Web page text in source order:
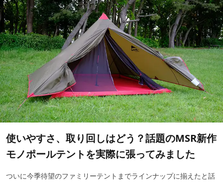
使いやすさ、取り回しはどう？話題のMSR新作
モノポールテントを実際に張ってみました
ついに今季待望のファミリーテントまでラインナップに揃えたと話